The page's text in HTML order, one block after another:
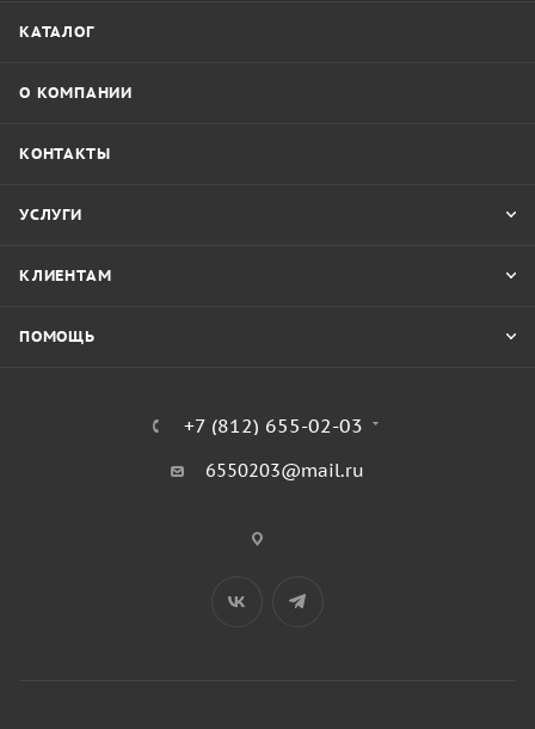
КАТАЛОГ
О КОМПАНИИ
КОНТАКТЫ
УСЛУГИ
КЛИЕНТАМ
ПОМОЩЬ
+7 (812) 655-02-03
6550203@mail.ru